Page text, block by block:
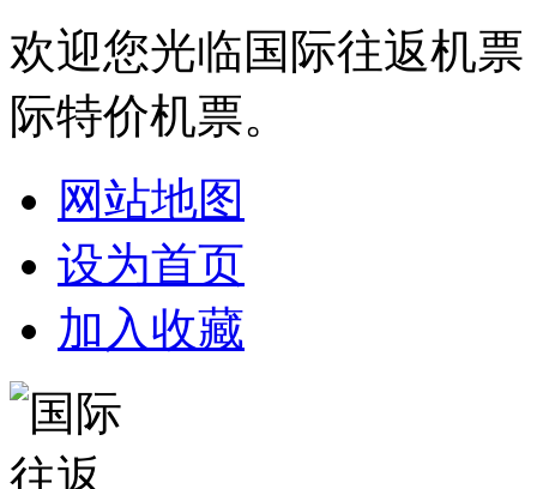
欢迎您光临国际往返机
际特价机票。
网站地图
设为首页
加入收藏